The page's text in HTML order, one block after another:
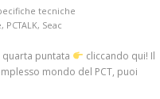
tecniche
, PCTALK, Seac
quarta puntata
cliccando qui! Il
mondo del PCT, puoi